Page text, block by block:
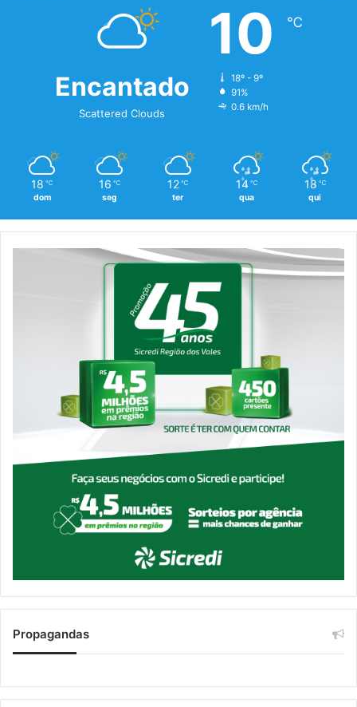
Encantado
Scattered Clouds
10 ℃
18º - 9º
91%
0.6 km/h
18 ℃
dom
16 ℃
seg
12 ℃
ter
14 ℃
qua
18 ℃
qui
Propagandas